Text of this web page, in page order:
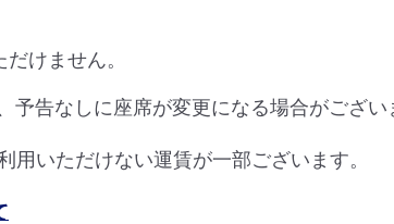
けません。
告なしに座席が変更になる場合がござい
いただけない運賃が一部ございます。